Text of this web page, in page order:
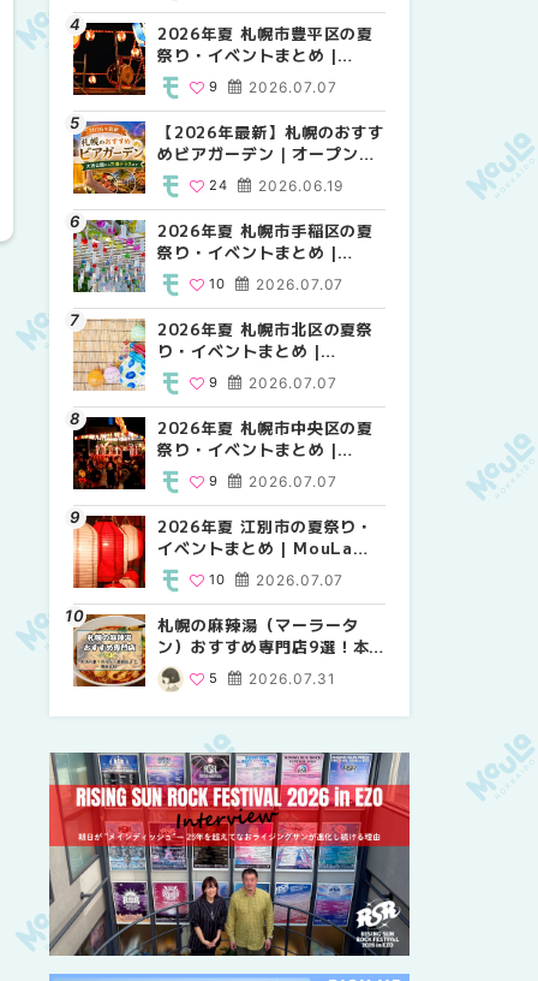
2026年夏 札幌市豊平区の夏
祭り・イベントまとめ |
MouLa HOKKAIDO
2026.07.07
9
【2026年最新】札幌のおすす
めビアガーデン｜オープン日
順に徹底紹介！大通公園から
穴場テラスまで | MouLa
HOKKAIDO
2026.06.19
24
2026年夏 札幌市手稲区の夏
祭り・イベントまとめ |
MouLa HOKKAIDO
2026.07.07
10
2026年夏 札幌市北区の夏祭
り・イベントまとめ |
MouLa HOKKAIDO
2026.07.07
9
2026年夏 札幌市中央区の夏
祭り・イベントまとめ |
MouLa HOKKAIDO
2026.07.07
9
2026年夏 江別市の夏祭り・
イベントまとめ | MouLa
HOKKAIDO 2026.07.07
10
札幌の麻辣湯（マーラータ
ン）おすすめ専門店9選！本
場の量り売りから最新店まで
徹底比較 | MouLa
2026.07.31
5
2026年夏 札幌市手稲区の夏
祭り・イベントまとめ |
10
2026年夏 札幌市北区の夏祭
り・イベントまとめ |
9
2026年夏 札幌市清田区の夏
祭り・イベントまとめ |
6
2026年夏 札幌市豊平区の夏
祭り・イベントまとめ |
9
2026年夏 札幌市南区の夏祭
り・イベントまとめ |
8
2026年夏 札幌市中央区の夏
祭り・イベントまとめ |
9
2026年夏 恵庭市・千歳市の
夏祭り・イベントまとめ |
9
2026年夏 札幌市西区の夏祭
り・イベントまとめ |
12
2026年夏 札幌市手稲区の夏
祭り・イベントまとめ |
10
2026年夏 札幌市清田区の夏
祭り・イベントまとめ |
6
札幌の麻辣湯（マーラータ
ン）おすすめ専門店6選！本
徹底比較 | MouLa
HOKKAIDO
5
2026年夏 札幌市豊平区の夏
祭り・イベントまとめ |
9
【新千歳空港】新カードラウ
ンジが開業。「SUPER
ラウンジアネックス）」をご
紹介！！ | MouLa
HOKKAIDO
18
2026年夏 札幌市南区の夏祭
り・イベントまとめ |
8